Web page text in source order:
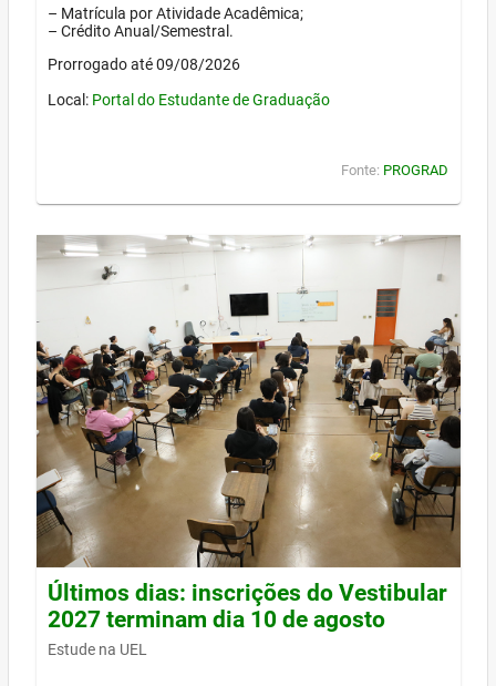
– Matrícula por Atividade Acadêmica;
– Crédito Anual/Semestral.
Prorrogado até 09/08/2026
Local: Portal do Estudante de Graduação
Fonte: PROGRAD
Últimos dias: inscrições do Vestibular
2027 terminam dia 10 de agosto
Estude na UEL